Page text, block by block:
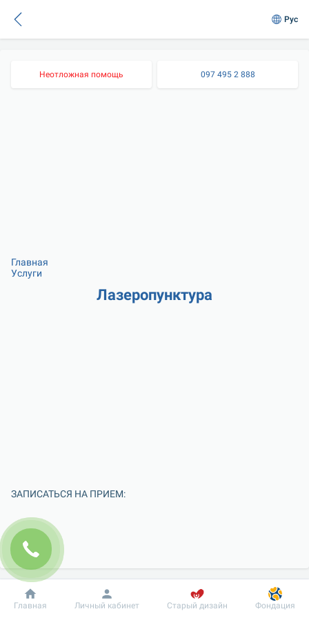
Рус
Неотложная помощь 097 495 2 888
Главная
Услуги
Лазеропунктура
ЗАПИСАТЬСЯ НА ПРИЕМ:
Добробут Информация Пациенту
Главная Личный кабинет Старый дизайн Фондация